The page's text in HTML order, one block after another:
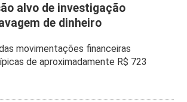
alvo de investigação
de dinheiro
movimentações financeiras
de aproximadamente R$ 723